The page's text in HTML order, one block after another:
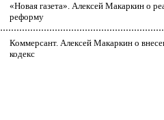
«Новая газета». Алексей Макаркин о
реформу
Коммерсант. Алексей Макаркин о
кодекс